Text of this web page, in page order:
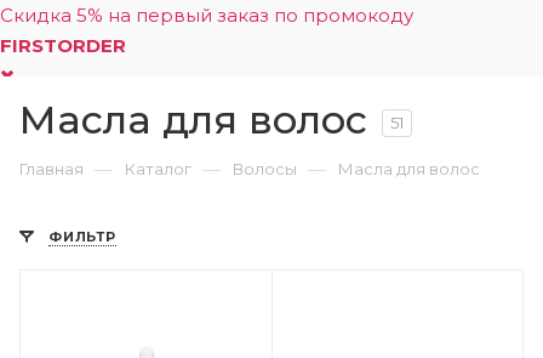
Скидка 5% на первый заказ по промокоду
FIRSTORDER
Масла для волос 51
Главная — Каталог — Волосы — Масла для волос
ФИЛЬТР